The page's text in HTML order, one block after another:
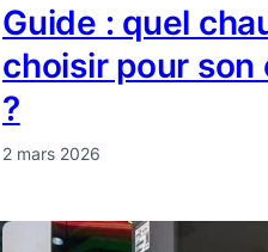
Guide : quel
choisir pour
?
2 mars 2026